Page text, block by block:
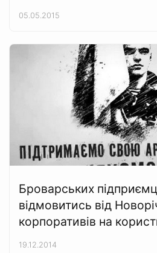
05.05.2015
Броварських
відмовитись від
корпоративів на
19.12.2014